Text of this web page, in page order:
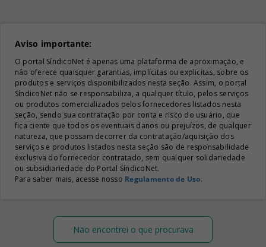
Aviso importante:
O portal SíndicoNet é apenas uma plataforma de aproximação, e
não oferece quaisquer garantias, implícitas ou explicitas, sobre os
produtos e serviços disponibilizados nesta seção. Assim, o portal
SíndicoNet não se responsabiliza, a qualquer título, pelos serviços
ou produtos comercializados pelos fornecedores listados nesta
seção, sendo sua contratação por conta e risco do usuário, que
fica ciente que todos os eventuais danos ou prejuízos, de qualquer
natureza, que possam decorrer da contratação/aquisição dos
serviços e produtos listados nesta seção são de responsabilidade
exclusiva do fornecedor contratado, sem qualquer solidariedade
ou subsidiariedade do Portal SíndicoNet.
Para saber mais, acesse nosso Regulamento de Uso.
Não encontrei o que procurava